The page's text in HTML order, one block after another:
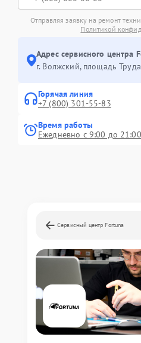
Отправляя заявку на ремонт
Политикой
Адрес сервисного центра
г. Волжский, площадь
Горячая линия
+7 (800) 301-55-83
Время работы
Ежедневно с 9:00 до 21:00
Сервисный центр Fortuna